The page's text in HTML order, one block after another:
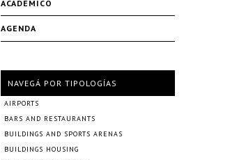
ACADÉMICO
AGENDA
NAVEGÁ POR TIPOLOGÍAS
AIRPORTS
BARS AND RESTAURANTS
BUILDINGS AND SPORTS ARENAS
BUILDINGS HOUSING